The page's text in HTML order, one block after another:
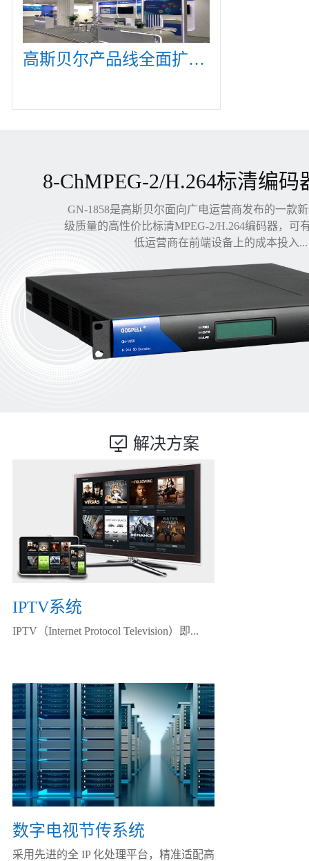
高斯贝尔产品线全面扩展，众多新产品亮相CommunicAsia 2019
8-ChMPEG-2/H.264标清编码
GN-1858是高斯贝尔面向广电运营商发布的一款
级质量的高性价比标清MPEG-2/H.264编码器，可
低运营商在前端设备上的成本投入...
解决方案
IPTV系统
IPTV（Internet Protocol Television）即...
数字电视节传系统
采用先进的全 IP 化处理平台，精准适配高